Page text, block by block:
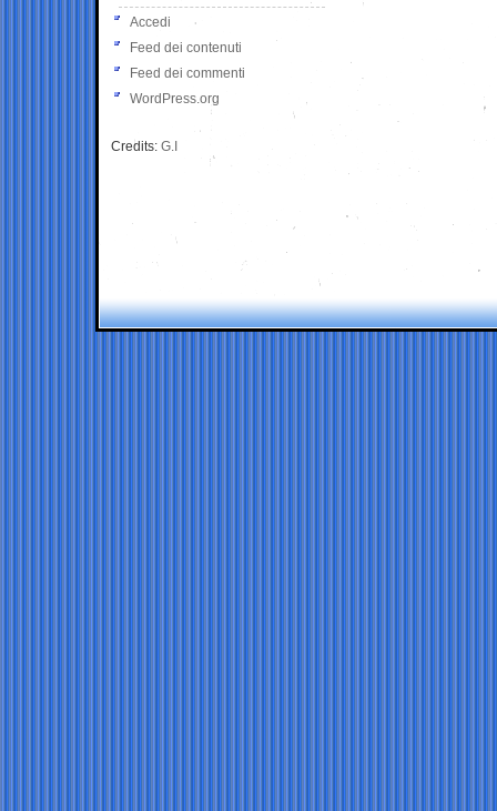
Accedi
Feed dei contenuti
Feed dei commenti
WordPress.org
Credits: G.I